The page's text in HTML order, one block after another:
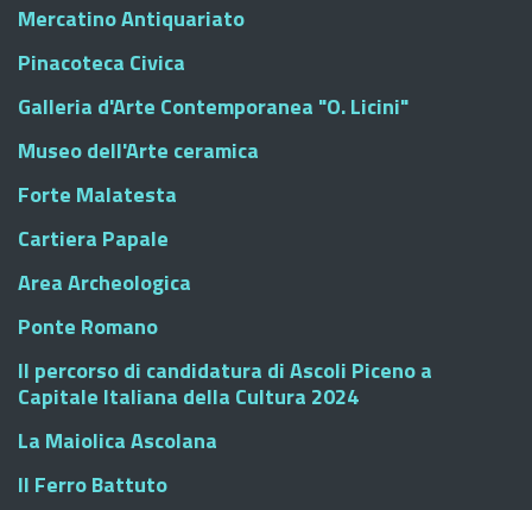
Mercatino Antiquariato
Pinacoteca Civica
Galleria d'Arte Contemporanea "O. Licini"
Museo dell'Arte ceramica
Forte Malatesta
Cartiera Papale
Area Archeologica
Ponte Romano
Il percorso di candidatura di Ascoli Piceno a
Capitale Italiana della Cultura 2024
La Maiolica Ascolana
Il Ferro Battuto